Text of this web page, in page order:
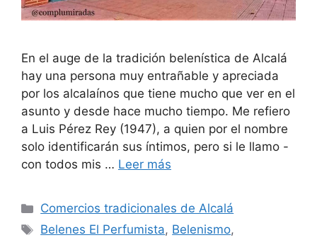
En el auge de la tradición belenística de Alcalá
hay una persona muy entrañable y apreciada
por los alcalaínos que tiene mucho que ver en el
asunto y desde hace mucho tiempo. Me refiero
a Luis Pérez Rey (1947), a quien por el nombre
solo identificarán sus íntimos, pero si le llamo -
con todos mis … Leer más
Categorías
Comercios tradicionales de Alcalá
Etiquetas
Belenes El Perfumista, Belenismo,